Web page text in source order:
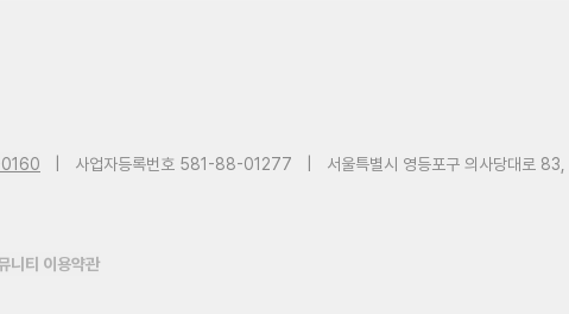
사업자등록번호 581-88-01277
서울특별시 영등포구 의사당대로
니티 이용약관